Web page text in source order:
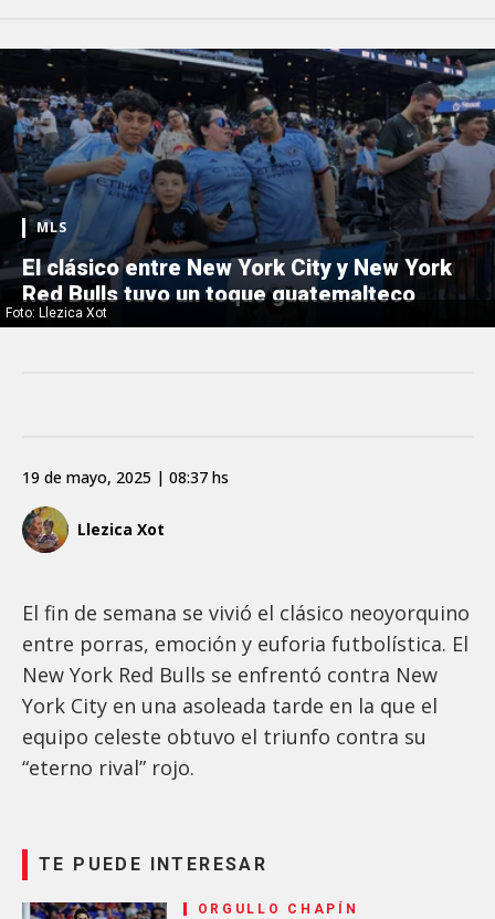
Foto: Llezica Xot
MLS
El clásico entre New York City y New York
Red Bulls tuvo un toque guatemalteco
Llezica Xot
19 de mayo, 2025 | 08:37 hs
El fin de semana se vivió el clásico neoyorquino
entre porras, emoción y euforia futbolística. El
New York Red Bulls se enfrentó contra New
York City en una asoleada tarde en la que el
equipo celeste obtuvo el triunfo contra su
“eterno rival” rojo.
TE PUEDE INTERESAR
ORGULLO CHAPÍN